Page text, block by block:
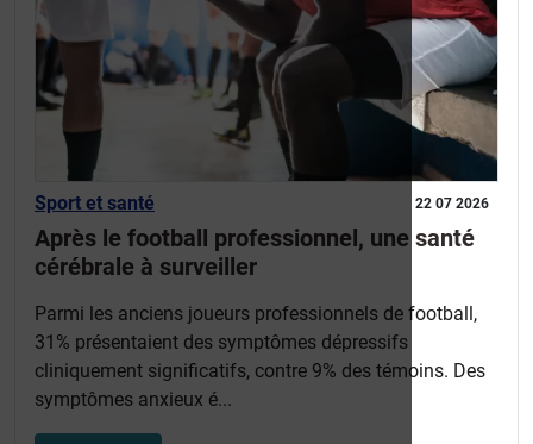
22 07 2026
Sport et santé
Après le football professionnel, une santé
cérébrale à surveiller
Parmi les anciens joueurs professionnels de football,
31% présentaient des symptômes dépressifs
cliniquement significatifs, contre 9% des témoins. Des
symptômes anxieux é...